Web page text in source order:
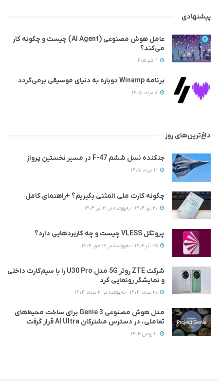
پیشنهادی
عامل هوش مصنوعی (AI Agent) چیست و چگونه کار
می‌کند؟
برنامه Winamp دوباره به دنیای موسیقی برمی‌گردد
داغ‌ترین‌های روز
جنگنده نسل ششم F-47 در مسیر نخستین پرواز
چگونه کارت ملی المثنی بگیریم؟ +راهنمای کامل
پروتکل VLESS چیست و چه کاربردهایی دارد؟
شرکت ZTE روتر 5G مدل U30 Pro را با سیم‌کارت داخلی
و نمایشگر رونمایی کرد
مدل هوش مصنوعی Genie 3 برای ساخت محیط‌های
تعاملی، در دسترس مشترکان AI Ultra قرار گرفت